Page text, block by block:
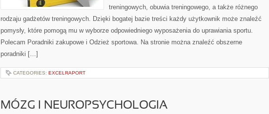
treningowych, obuwia treningowego, a także różnego
rodzaju gadżetów treningowych. Dzięki bogatej bazie treści każdy użytkownik może znaleźć
pomysły, które pomogą mu w wyborze odpowiedniego wyposażenia do uprawiania sportu.
Polecam Poradniki zakupowe i Odzież sportowa. Na stronie można znaleźć obszerne
poradniki […]
CATEGORIES: EXCELRAPORT
MÓZG I NEUROPSYCHOLOGIA